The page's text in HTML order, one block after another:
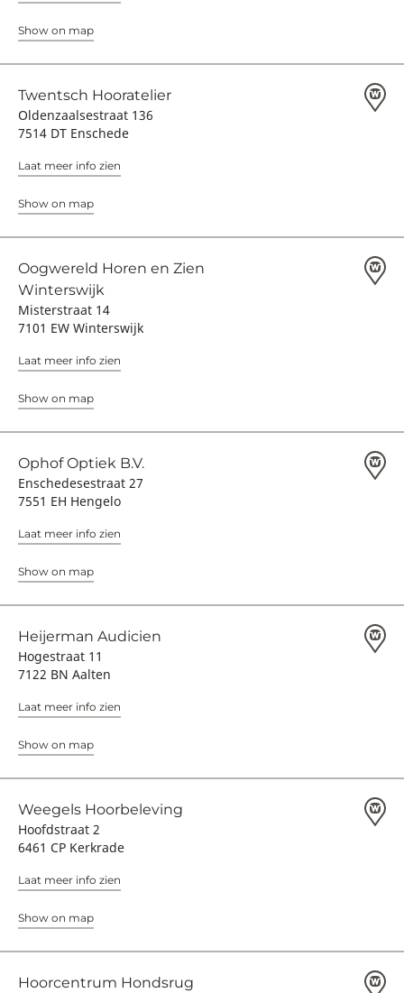
Show on map
Twentsch Hooratelier
Oldenzaalsestraat 136
7514 DT Enschede
Laat meer info zien
Show on map
Oogwereld Horen en Zien
Winterswijk
Misterstraat 14
7101 EW Winterswijk
Laat meer info zien
Show on map
Ophof Optiek B.V.
Enschedesestraat 27
7551 EH Hengelo
Laat meer info zien
Show on map
Heijerman Audicien
Hogestraat 11
7122 BN Aalten
Laat meer info zien
Show on map
Weegels Hoorbeleving
Hoofdstraat 2
6461 CP Kerkrade
Laat meer info zien
Show on map
Hoorcentrum Hondsrug